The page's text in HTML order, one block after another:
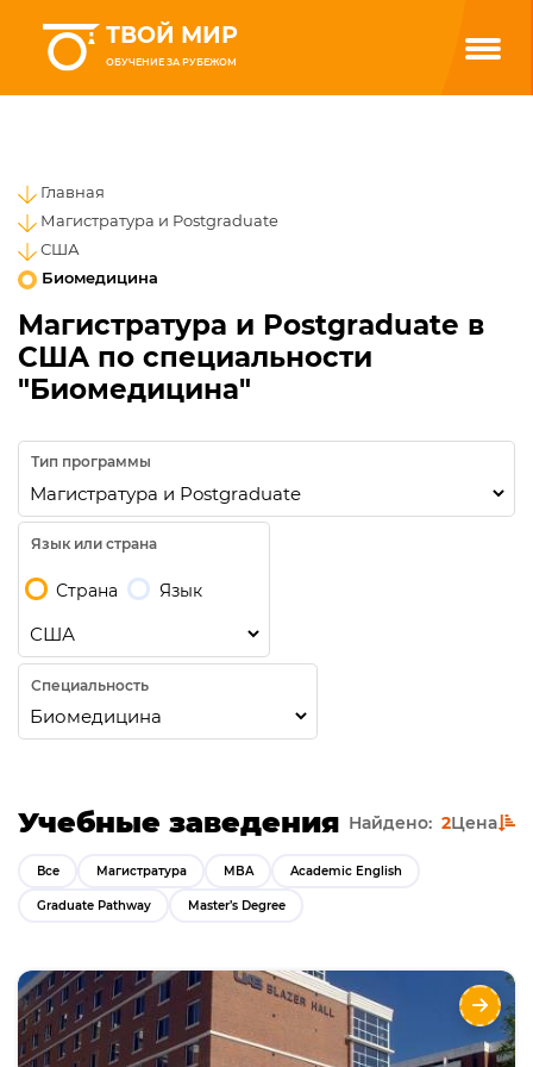
ТВОЙ МИР
ОБУЧЕНИЕ ЗА РУБЕЖОМ
Главная
Магистратура и Postgraduate
США
Биомедицина
Магистратура и Postgraduate в
США по специальности
"Биомедицина"
Тип программы
Язык или страна
Страна Язык
Специальность
Учебные заведения Найдено: 2Цена
Все Магистратура MBA Academic English
Graduate Pathway Master’s Degree
University of Alabama at Birmingham
Описание
Курсы
Языки
Направления